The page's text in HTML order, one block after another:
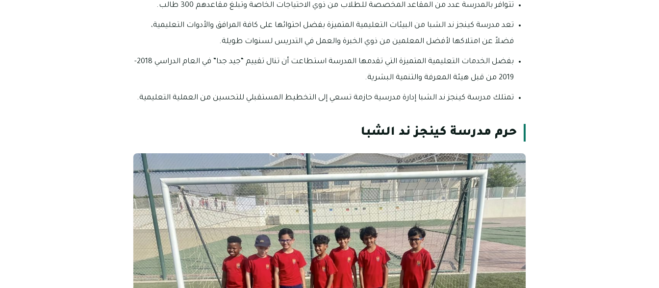
تتوافر بالمدرسة عدد من المقاعد المخصصة للطلاب من ذوي الاحتياجات الخاصة وتبلغ مقاعدهم 300 طالب.
تعد مدرسة كينجز ند الشبا من البيئات التعليمية المتميزة بفضل احتوائها على كافة المرافق والأدوات التعليمية،
فضلاً عن امتلاكها لأفضل المعلمين من ذوي الخبرة والعمل في التدريس لسنوات طويلة.
بفضل الخدمات التعليمية المتميزة التي تقدمها المدرسة استطاعت أن تنال تقييم “جيد جدا” في العام الدراسي 2018-
2019 من قبل هيئة المعرفة والتنمية البشرية.
تمتلك مدرسة كينجز ند الشبا إدارة مدرسية حازمة تسعي إلى التخطيط المستقبلي للتحسين من العملية التعليمية.
حرم مدرسة كينجز ند الشبا